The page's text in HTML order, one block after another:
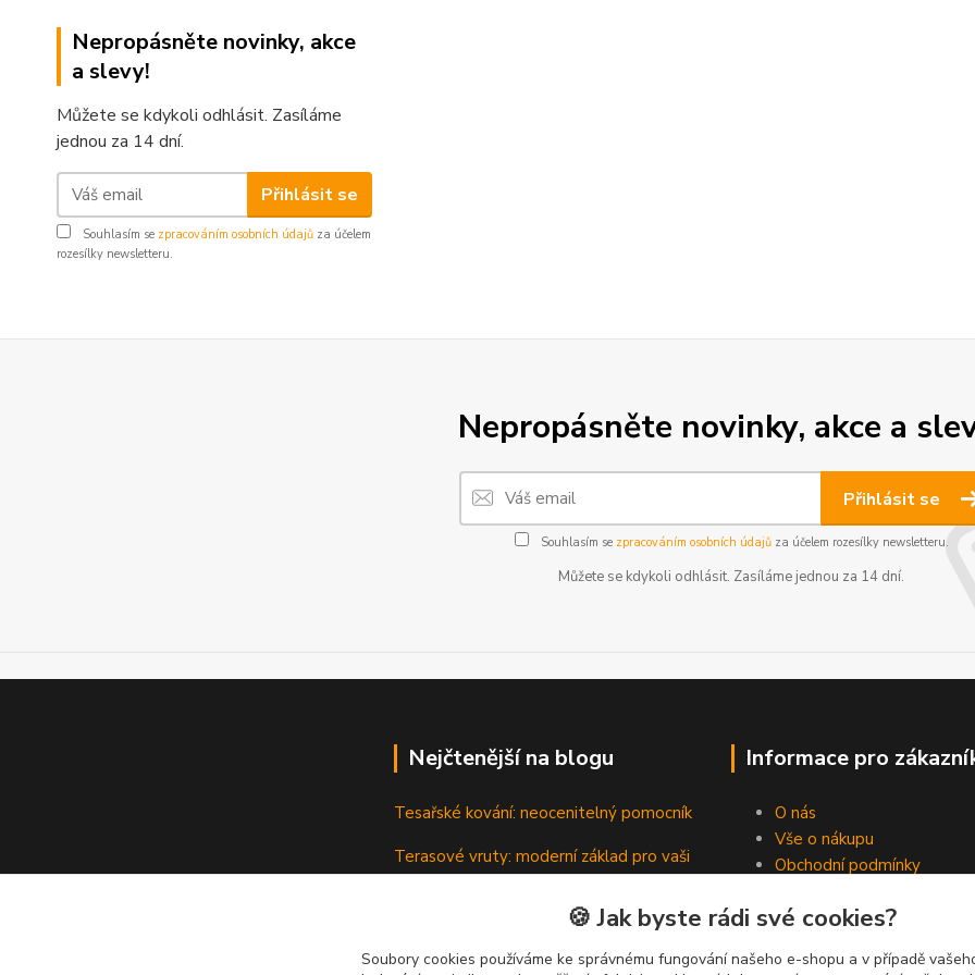
Nepropásněte novinky, akce
a slevy!
Můžete se kdykoli odhlásit. Zasíláme
jednou za 14 dní.
Přihlásit se
Souhlasím se zpracováním osobních údajů za účelem
rozesílky newsletteru.
Nepropásněte novinky, akce a
Přihlásit se
Souhlasím se zpracováním osobních údajůza účelem rozesílky newsletteru.
Můžete se kdykoli odhlásit. Zasíláme jednou za 14 dní.
Nejčtenější na blogu
Tesařské kování: neocenitelný pomocník
Terasové vruty: moderní základ pro vaši
Vruty: Nenápadní hrdinové pevných spojů
Informace pro
O nás
Vše o nákupu
Obchodní podmínky
Blog
🍪 Jak byste rádi své cookies?
Soubory cookies používáme ke správnému fungování našeho e-shopu a v případě